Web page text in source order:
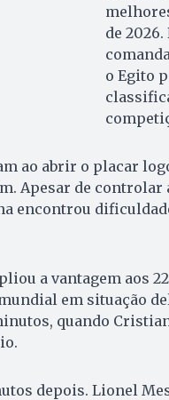
de
o Egito
ao abrir o placar
Apesar de controlar
encontrou
a vantagem aos
em situação
quando
depois. Lionel